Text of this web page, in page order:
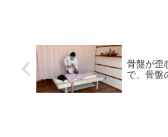
骨盤が歪
で、骨盤